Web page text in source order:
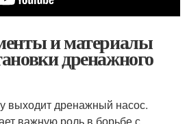
и материалы
дренажного
выходит дренажный насос.